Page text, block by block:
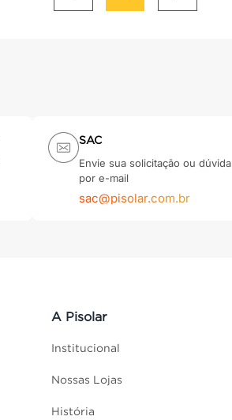
SAC
Envie sua solicitação ou dúvida
por e-mail
sac@pisolar.com.br
A Pisolar
Institucional
Nossas Lojas
História